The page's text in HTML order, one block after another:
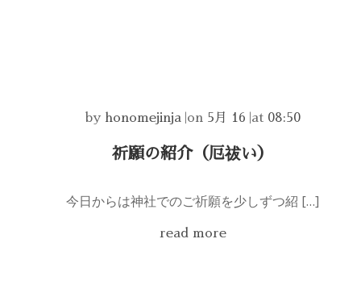
by honomejinja on 5月 16 at 08:50
祈願の紹介（厄祓い）
今日からは神社でのご祈願を少しずつ紹 […]
read more